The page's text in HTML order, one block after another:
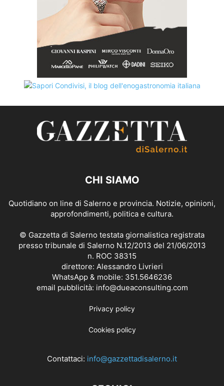
CHI SIAMO
Quotidiano on line di Salerno e provincia. Notizie, opinioni,
approfondimenti, politica e cultura.
© Gazzetta di Salerno testata giornalistica registrata
presso tribunale di Salerno N.12/2013 del 21/06/2013
n. ROC 38315
direttore: Alessandro Livrieri
WhatsApp & mobile: 351.5646236
email pubblicità: info@dueaconsulting.com
Privacy policy
Cookies policy
Contattaci: info@gazzettadisalerno.it